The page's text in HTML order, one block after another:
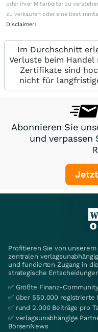
oder ihrer Mitarbeiter zu
zu verkaufen oder eine
Disclaimer)
Im Durchschnitt
Verluste beim
Zertifikate sind
nicht für
Abonnieren Sie
und verpassen
Profitieren Sie von
zentralen
und fundierten Zugang in
strategische
✅ Größte Finanz-
✅ über 550.000 registrierte
✅ rund 2.000 Beiträge pro
✅ verlagsunabhängige
BörsenNews